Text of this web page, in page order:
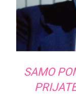
SAMO